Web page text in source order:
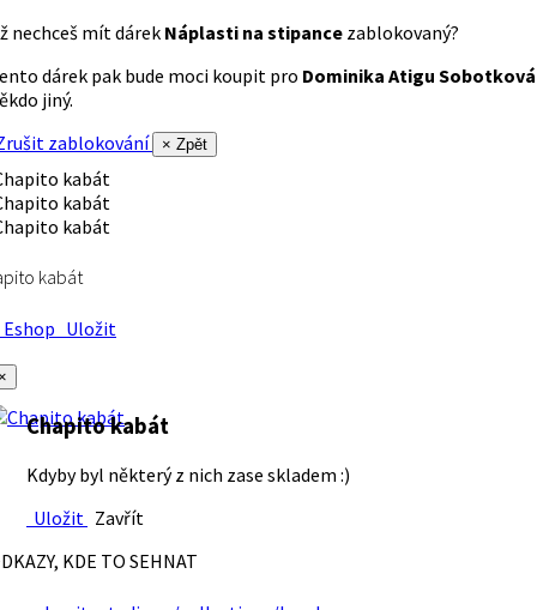
nechceš mít dárek Náplasti na stipance zablokovaný?
dárek pak bude moci koupit pro Dominika Atigu Sobotková
jiný.
zablokování
× Zpět
kabát
Uložit
Chapito kabát
Kdyby byl některý z nich zase skladem :)
Uložit Zavřít
KDE TO SEHNAT